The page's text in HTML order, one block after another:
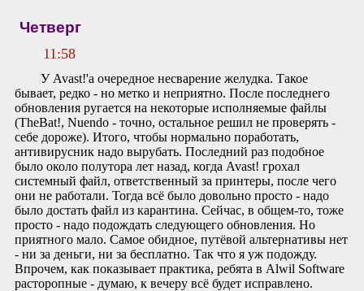
Четверг
11:58
У Avast!'а очередное несварение желудка. Такое
бывает, редко - но метко и неприятно. После последнего
обновления ругается на некоторые исполняемые файлы
(TheBat!, Nuendo - точно, остальное решил не проверять -
себе дороже). Итого, чтобы нормально поработать,
антивирусник надо вырубать. Последний раз подобное
было около полутора лет назад, когда Avast! грохал
системный файл, ответственный за принтеры, после чего
они не работали. Тогда всё было довольно просто - надо
было достать файл из карантина. Сейчас, в общем-то, тоже
просто - надо подождать следующего обновления. Но
приятного мало. Самое обидное, путёвой альтернативы нет
- ни за деньги, ни за бесплатно. Так что я уж подожду.
Впрочем, как показывает практика, ребята в Alwil Software
расторопные - думаю, к вечеру всё будет исправлено.